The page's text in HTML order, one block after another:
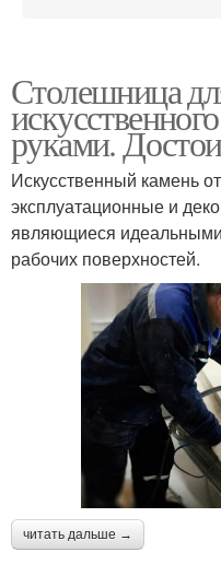
Мраморная столешница
Столешница
руками.
Искусственный камень
эксплуатационные и
являющиеся
рабочих поверхностей.
читать дальше →